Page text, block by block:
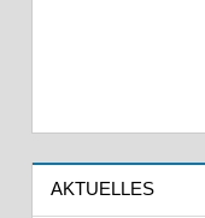
AKTUELLES